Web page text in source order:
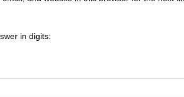
in digits: